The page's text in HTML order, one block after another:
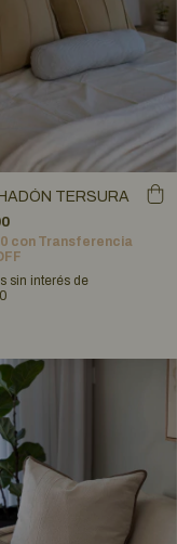
TERSURA
con Transferencia
sin interés de